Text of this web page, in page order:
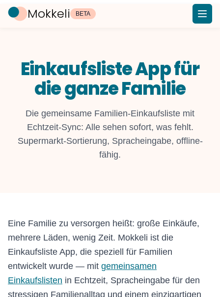
Mokkeli BETA
Einkaufsliste App für
die ganze Familie
Die gemeinsame Familien-Einkaufsliste mit
Echtzeit-Sync: Alle sehen sofort, was fehlt.
Supermarkt-Sortierung, Spracheingabe, offline-
fähig.
Eine Familie zu versorgen heißt: große Einkäufe,
mehrere Läden, wenig Zeit. Mokkeli ist die
Einkaufsliste App, die speziell für Familien
entwickelt wurde — mit gemeinsamen
Einkaufslisten in Echtzeit, Spracheingabe für den
stressigen Familienalltag und einem einzigartigen